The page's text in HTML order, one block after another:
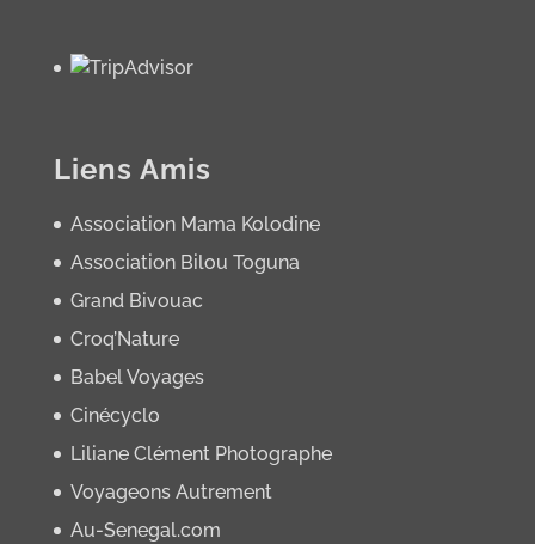
Liens Amis
Association Mama Kolodine
Association Bilou Toguna
Grand Bivouac
Croq’Nature
Babel Voyages
Cinécyclo
Liliane Clément Photographe
Voyageons Autrement
Au-Senegal.com